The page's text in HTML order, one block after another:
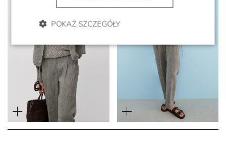
Krótki szary żakiet z lnu
do garnituru
1 599 zł
Szare spodnie z lnu z
szeroką nogawką
1 199 zł
POKAŻ SZCZEGÓŁY